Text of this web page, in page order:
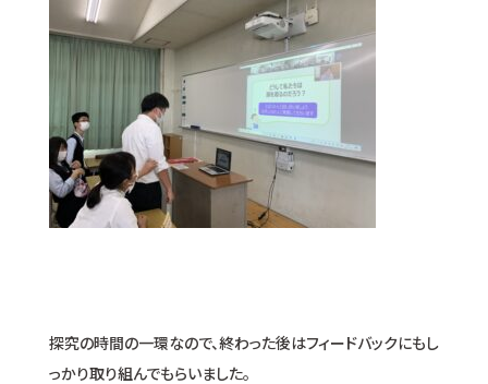
探究の時間の一環なので、終わった後はフィードバックにもし
っかり取り組んでもらいました。